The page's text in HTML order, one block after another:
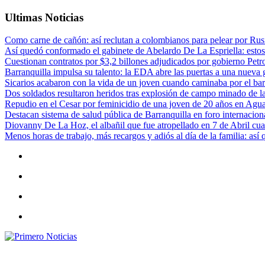
Ultimas Noticias
Como carne de cañón: así reclutan a colombianos para pelear por
Así quedó conformado el gabinete de Abelardo De La Espriella:
Cuestionan contratos por $3,2 billones adjudicados por gobierno
Barranquilla impulsa su talento: la EDA abre las puertas a una nueva
Sicarios acabaron con la vida de un joven cuando caminaba por el
Dos soldados resultaron heridos tras explosión de campo minado de
Repudio en el Cesar por feminicidio de una joven de 20 años en
Destacan sistema de salud pública de Barranquilla en foro
Diovanny De La Hoz, el albañil que fue atropellado en 7 de Abril
Menos horas de trabajo, más recargos y adiós al día de la familia: así